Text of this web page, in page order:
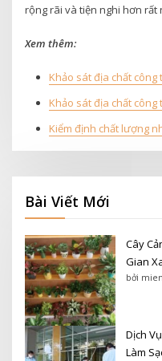
rộng rãi và tiện nghi hơn rất
Xem thêm:
Khảo sát địa chất
Khảo sát địa chất
Kiểm định chất lượng
Bài Viết Mới
Cây
Gian
bởi
Dịch
Làm